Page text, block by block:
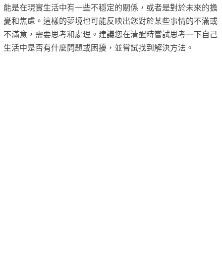
能是在現實生活中有一些不穩定的關係，或者是對於未來的擔
憂和焦慮。這樣的夢境也可能反映出您對於某些事情的不滿或
不滿意，需要思考和處理。建議您在清醒時嘗試思考一下自己
生活中是否有什麼問題或困擾，並嘗試找到解決方法。